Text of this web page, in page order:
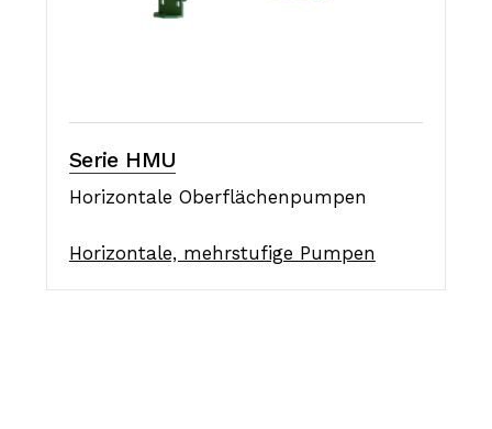
Serie HMU
Horizontale Oberflächenpumpen
Horizontale, mehrstufige Pumpen